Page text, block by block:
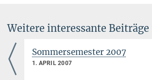
Weitere interessante Beiträge
Sommersemester 2007
1. APRIL 2007